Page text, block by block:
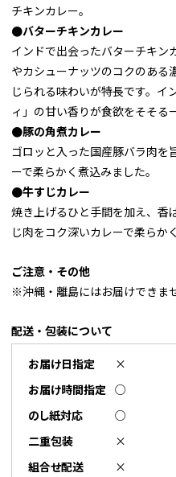
チキンカレー。
●バターチキンカレー
インドで出会ったバターチキン
やカシューナッツのコクのある
じられる味わいが特長です。イ
ィ」の甘い香りが食欲をそそる
●豚の角煮カレー
ゴロッと入った国産豚バラ肉を
ーで柔らかく煮込みました。
●牛すじカレー
焼き上げるひと手間を加え、香
じ肉をコク深いカレーで柔らか
ご注意・その他
※沖縄・離島にはお届けできま
配送・包装について
お届け日指定
×
お届け時間指定 ○
のし紙対応
○
二重包装
×
組合せ配送
×